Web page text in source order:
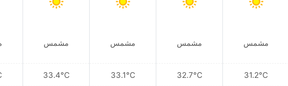
مشمس
31.2°C
مشمس
32.7°C
مشمس
33.1°C
مشمس
33.4°C